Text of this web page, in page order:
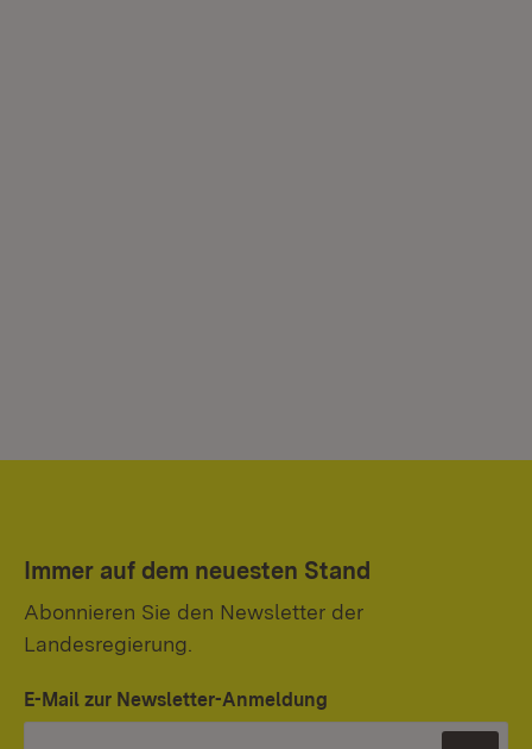
Immer auf dem neuesten Stand
Abonnieren Sie den Newsletter der
Landesregierung.
E-Mail zur Newsletter-Anmeldung